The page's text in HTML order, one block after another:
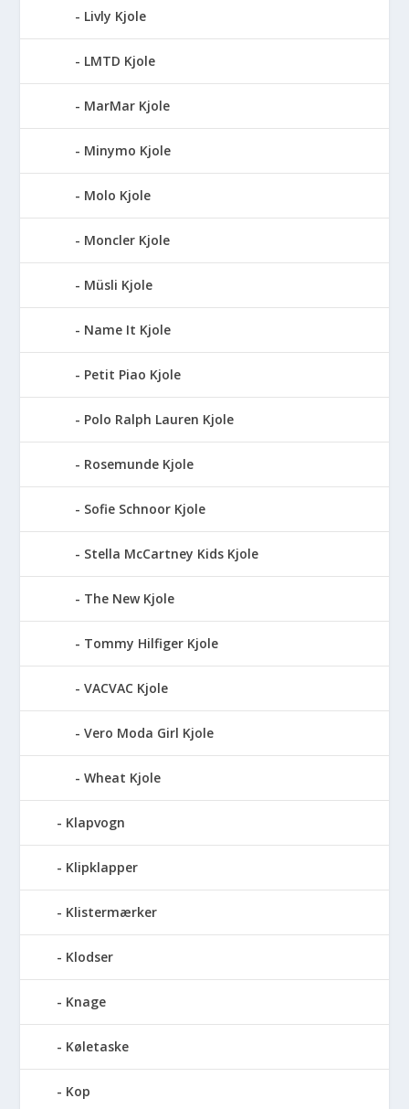
Livly Kjole
LMTD Kjole
MarMar Kjole
Minymo Kjole
Molo Kjole
Moncler Kjole
Müsli Kjole
Name It Kjole
Petit Piao Kjole
Polo Ralph Lauren Kjole
Rosemunde Kjole
Sofie Schnoor Kjole
Stella McCartney Kids Kjole
The New Kjole
Tommy Hilfiger Kjole
VACVAC Kjole
Vero Moda Girl Kjole
Wheat Kjole
Klapvogn
Klipklapper
Klistermærker
Klodser
Knage
Køletaske
Kop